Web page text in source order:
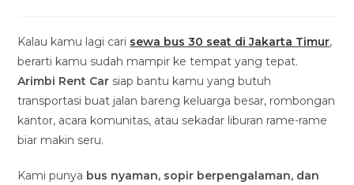
Kalau kamu lagi cari sewa bus 30 seat di Jakarta Timur,
berarti kamu sudah mampir ke tempat yang tepat.
Arimbi Rent Car siap bantu kamu yang butuh
transportasi buat jalan bareng keluarga besar, rombongan
kantor, acara komunitas, atau sekadar liburan rame-rame
biar makin seru.
Kami punya bus nyaman, sopir berpengalaman, dan